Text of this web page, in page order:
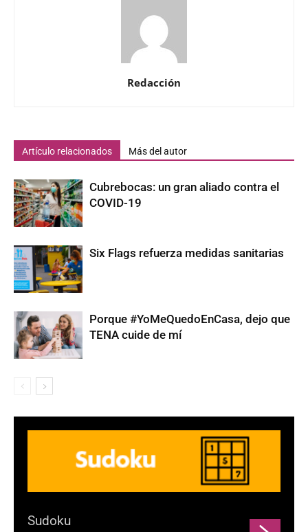
Redacción
Artículo relacionados Más del autor
Cubrebocas: un gran aliado contra el
COVID-19
Six Flags refuerza medidas sanitarias
Porque #YoMeQuedoEnCasa, dejo que
TENA cuide de mí
Sudoku